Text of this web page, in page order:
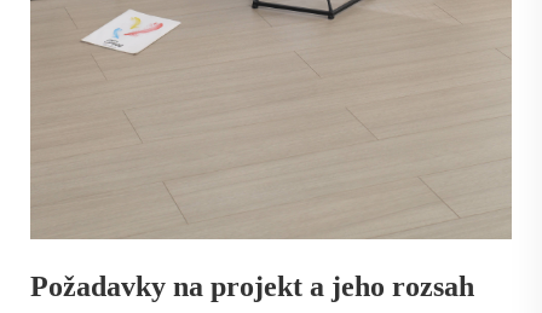
Požadavky na projekt a jeho rozsah